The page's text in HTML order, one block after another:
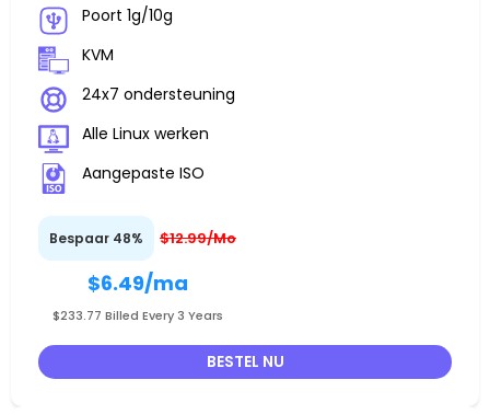
Poort 1g/10g
KVM
24x7 ondersteuning
Alle Linux werken
Aangepaste ISO
Bespaar 48% $12.99/Mo
$6.49/ma
$233.77 Billed Every 3 Years
BESTEL NU